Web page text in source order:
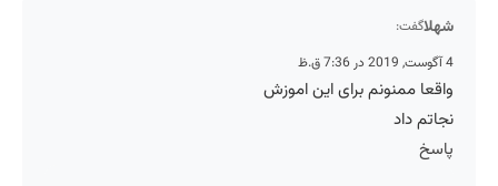
شهلاگفت:
4 آگوست, 2019 در 7:36 ق.ظ
واقعا ممنونم برای این اموزش
نجاتم داد
پاسخ